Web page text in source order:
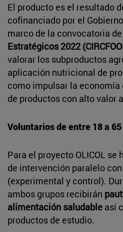
El producto es el resultado
cofinanciado por el
marco de la convocatoria de
Estratégicos 2022
valorar los subproductos
aplicación nutricional de
como impulsar la
de productos con alto valor
Voluntarios de entre 18 a
Para el proyecto OLICOL se
de intervención paralelo
(experimental y control).
ambos grupos recibirán
alimentación saludable así
productos de estudio.